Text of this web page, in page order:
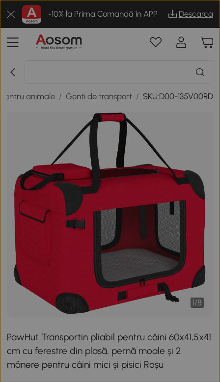
-10% la Prima Comandă în APP Descarca
animale / Genti de transport / SKU:D00-135V00RD
1/8
PawHut Transportin pliabil pentru câini 60x41,5x41
cm cu ferestre din plasă, pernă moale și 2
mânere pentru câini mici și pisici Roșu